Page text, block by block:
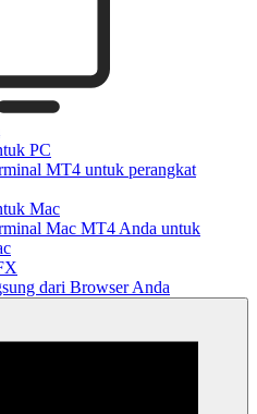
PC
MT4 untuk perangkat
Mac
Mac MT4 Anda untuk
dari Browser Anda